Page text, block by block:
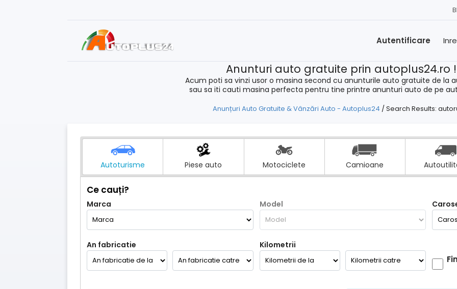
Autentificare
Anunturi auto gratuite prin autoplus24.ro !
Acum poti sa vinzi usor o masina second cu anunturile auto gratuite de la
sau sa iti cauti masina perfecta pentru tine printre anunturi auto de pe
Anunțuri Auto Gratuite & Vânzări Auto - Autoplus24 /Search Results:
Autoturisme Piese auto Motociclete Camioane
Ce cauți?
Marca Model
An fabricatie Kilometrii